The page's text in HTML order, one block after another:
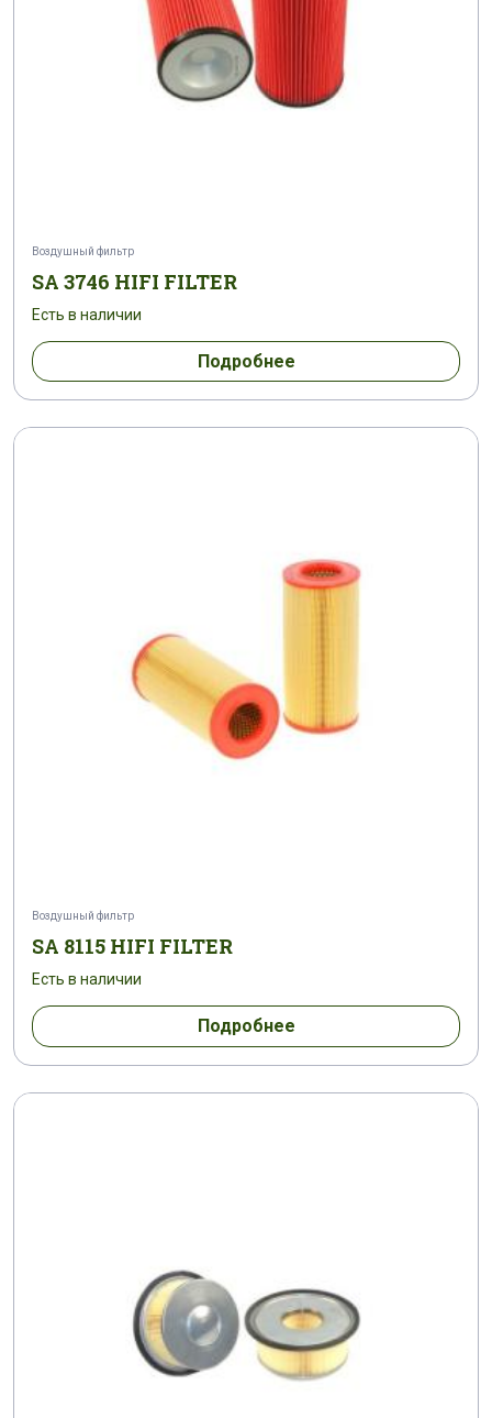
Воздушный фильтр
SA 3746 HIFI FILTER
Есть в наличии
Подробнее
Воздушный фильтр
SA 8115 HIFI FILTER
Есть в наличии
Подробнее